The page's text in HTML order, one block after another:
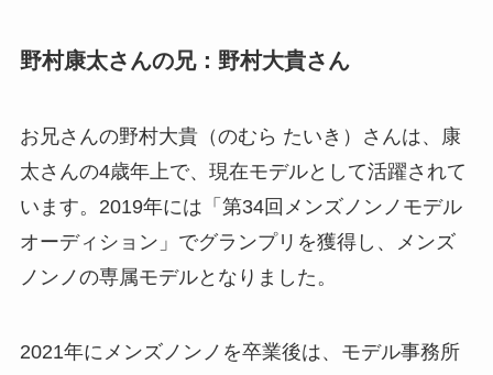
野村康太さんの兄：野村大貴さん
お兄さんの野村大貴（のむら たいき）さんは、康
太さんの4歳年上で、現在モデルとして活躍されて
います。2019年には「第34回メンズノンノモデル
オーディション」でグランプリを獲得し、メンズ
ノンノの専属モデルとなりました。
2021年にメンズノンノを卒業後は、モデル事務所